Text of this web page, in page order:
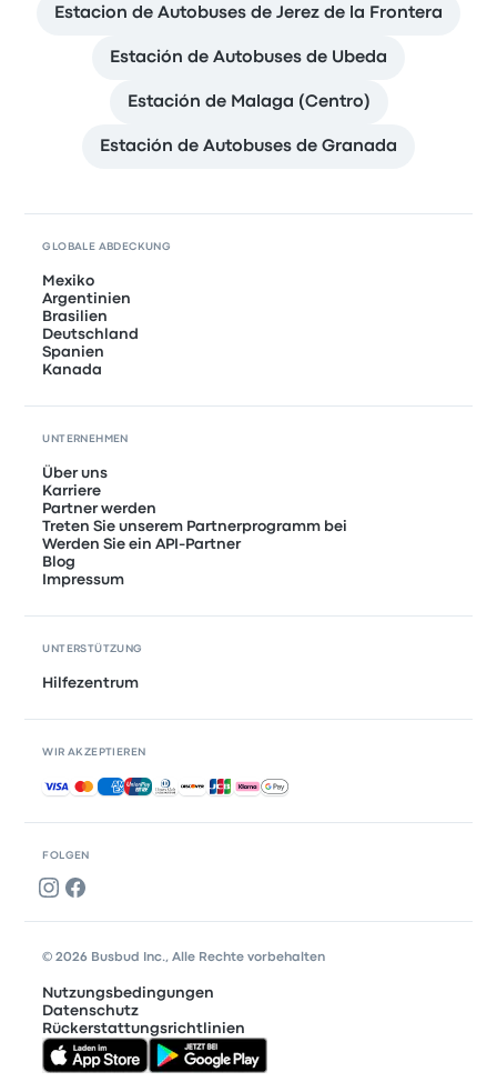
Estacion de Autobuses de Jerez de la Frontera
Estación de Autobuses de Ubeda
Estación de Malaga (Centro)
Estación de Autobuses de Granada
FOLGEN
GLOBALE ABDECKUNG
Mexiko
Argentinien
Brasilien
Deutschland
Spanien
Kanada
UNTERNEHMEN
Über uns
Karriere
Partner werden
Treten Sie unserem Partnerprogramm bei
Werden Sie ein API-Partner
Blog
Impressum
UNTERSTÜTZUNG
Hilfezentrum
WIR AKZEPTIEREN
Akzeptierte Zahlungsmethoden
© 2026 Busbud Inc., Alle Rechte vorbehalten
Nutzungsbedingungen
Datenschutz
Rückerstattungsrichtlinien